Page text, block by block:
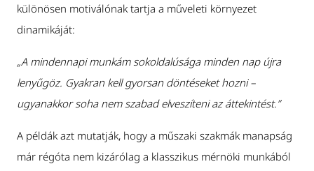
különösen motiválónak tartja a műveleti környezet
dinamikáját:
„A mindennapi munkám sokoldalúsága minden nap újra
lenyűgöz. Gyakran kell gyorsan döntéseket hozni –
ugyanakkor soha nem szabad elveszíteni az áttekintést.”
A példák azt mutatják, hogy a műszaki szakmák manapság
már régóta nem kizárólag a klasszikus mérnöki munkából